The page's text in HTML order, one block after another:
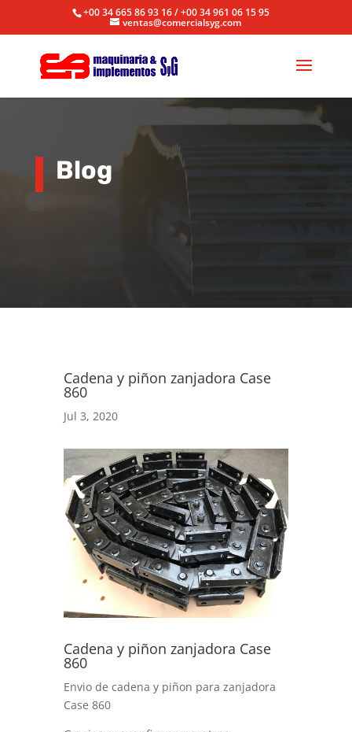
+00 34 665 86 93 16 / +00 34 961 06 15 95
ventas@comercialsyg.com
Blog
Cadena y piñon zanjadora Case
860
Jul 3, 2020
Cadena y piñon zanjadora Case
860
Envio de cadena y piñon para zanjadora
Case 860